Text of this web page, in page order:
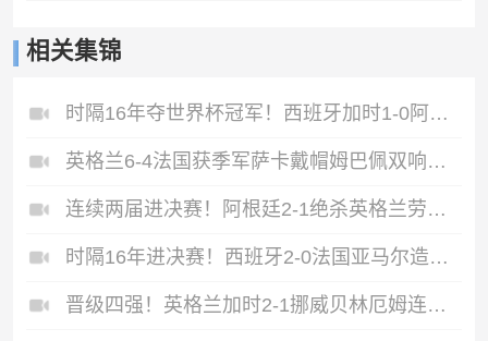
相关集锦
时隔16年夺世界杯冠军！西班牙加时1-0阿根廷费兰制胜恩佐染红
英格兰6-4法国获季军萨卡戴帽姆巴佩双响创纪录奥利塞2助+失良机
连续两届进决赛！阿根廷2-1绝杀英格兰劳塔罗恩佐破门梅西两助攻
时隔16年进决赛！西班牙2-0法国亚马尔造点奥亚萨瓦尔、波罗破门
晋级四强！英格兰加时2-1挪威贝林厄姆连场双响谢尔德鲁普破门